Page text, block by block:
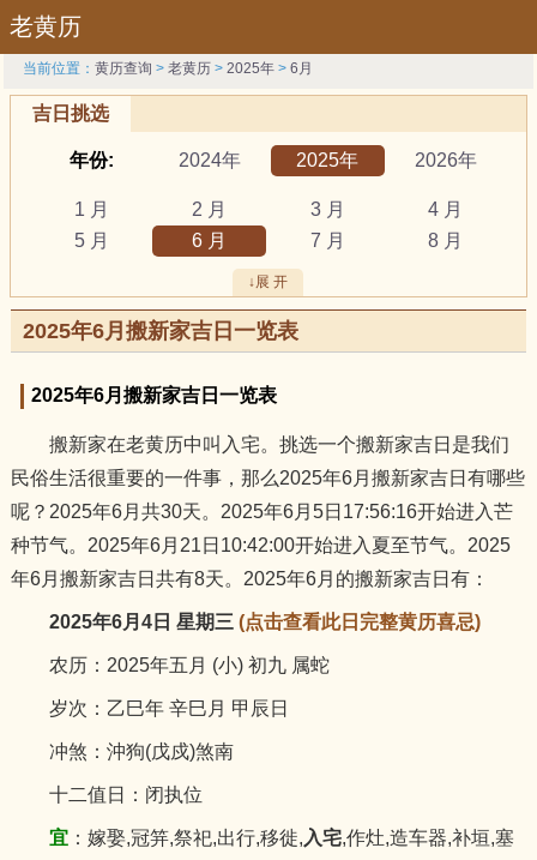
老黄历
当前位置：黄历查询 >老黄历 >2025年 >6月
吉日挑选
年份: 2024年 2025年 2026年
1 月 2 月 3 月
4 月
5 月
6 月 7 月
8 月
吉日: 安葬
祭祀
结婚 开工
开市
订婚
破土
鼠
虎
兔
羊
猴 鸡
狗
猪
↓展 开
2025年6月搬新家吉日一览表
2025年6月搬新家吉日一览表
搬新家在老黄历中叫入宅。挑选一个搬新家吉日是我们
民俗生活很重要的一件事，那么2025年6月搬新家吉日有哪些
呢？2025年6月共30天。2025年6月5日17:56:16开始进入芒
种节气。2025年6月21日10:42:00开始进入夏至节气。2025
年6月搬新家吉日共有8天。2025年6月的搬新家吉日有：
2025年6月4日 星期三 (点击查看此日完整黄历喜忌)
农历：2025年五月 (小) 初九 属蛇
岁次：乙巳年 辛巳月 甲辰日
冲煞：沖狗(戊戍)煞南
十二值日：闭执位
宜：嫁娶,冠笄,祭祀,出行,移徙, 入宅,作灶,造车器,补垣,塞